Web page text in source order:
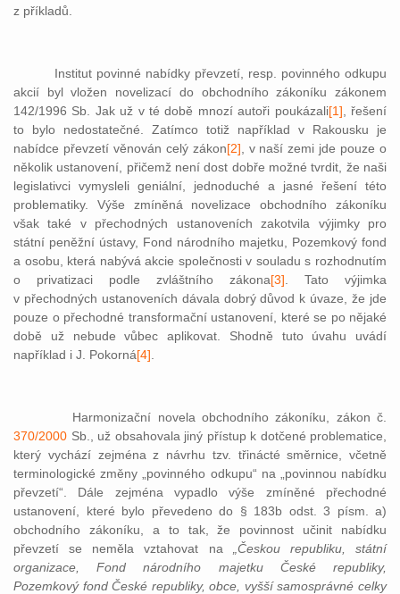
z příkladů.
Institut povinné nabídky převzetí, resp. povinného odkupu
akcií byl vložen novelizací do obchodního zákoníku zákonem
142/1996 Sb. Jak už v té době mnozí autoři poukázali[1] , řešení
to bylo nedostatečné. Zatímco totiž například v Rakousku je
nabídce převzetí věnován celý zákon[2] , v naší zemi jde pouze o
několik ustanovení, přičemž není dost dobře možné tvrdit, že naši
legislativci vymysleli geniální, jednoduché a jasné řešení této
problematiky. Výše zmíněná novelizace obchodního zákoníku
však také v přechodných ustanoveních zakotvila výjimky pro
státní peněžní ústavy, Fond národního majetku, Pozemkový fond
a osobu, která nabývá akcie společnosti v souladu s rozhodnutím
o privatizaci podle zvláštního zákona[3] . Tato výjimka
v přechodných ustanoveních dávala dobrý důvod k úvaze, že jde
pouze o přechodné transformační ustanovení, které se po nějaké
době už nebude vůbec aplikovat. Shodně tuto úvahu uvádí
například i J. Pokorná[4]
Harmonizační novela obchodního zákoníku, zákon č.
370/2000 Sb., už obsahovala jiný přístup k dotčené problematice,
který vychází zejména z návrhu tzv. třinácté směrnice, včetně
terminologické změny „povinného odkupu“ na „povinnou nabídku
převzetí“. Dále zejména vypadlo výše zmíněné přechodné
ustanovení, které bylo převedeno do § 183b odst. 3 písm. a)
obchodního zákoníku, a to tak, že povinnost učinit nabídku
převzetí se neměla vztahovat na
„Českou republiku, státní
organizace, Fond národního majetku České republiky,
Pozemkový fond České republiky, obce, vyšší samosprávné celky